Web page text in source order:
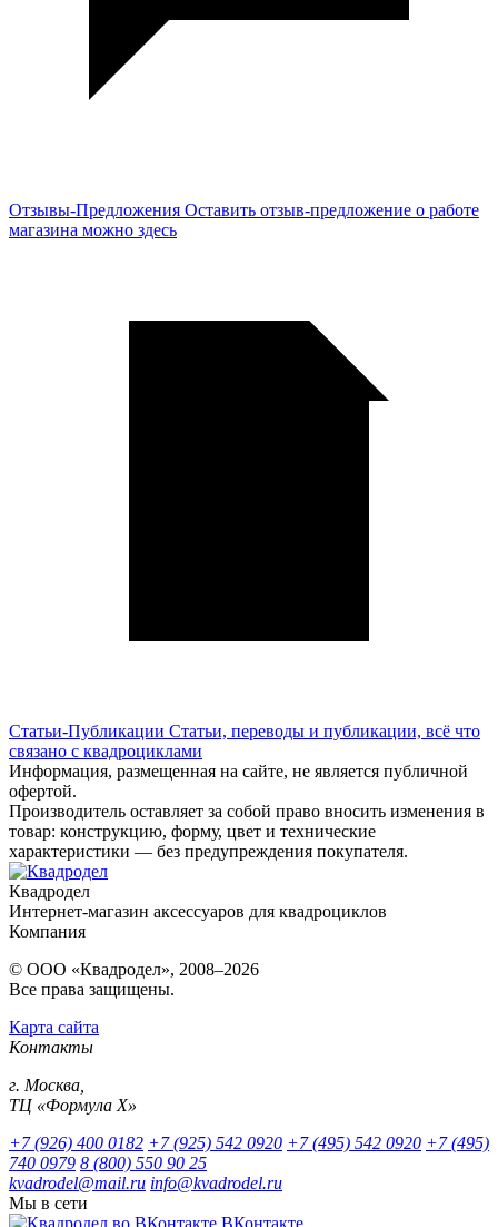
Отзывы-Предложения Оставить отзыв-предложение о работе
магазина можно здесь
Статьи-Публикации Статьи, переводы и публикации, всё что
связано с квадроциклами
Информация, размещенная на сайте, не является публичной
офертой.
Производитель оставляет за собой право вносить изменения в
товар: конструкцию, форму, цвет и технические
характеристики — без предупреждения покупателя.
Квадродел
Интернет-магазин аксессуаров для квадроциклов
Компания
© ООО «Квадродел», 2008–2026
Все права защищены.
Карта сайта
Контакты
г. Москва,
ТЦ «Формула Х»
+7 (926) 400 0182 +7 (925) 542 0920 +7 (495) 542 0920 +7 (495)
740 0979 8 (800) 550 90 25
kvadrodel@mail.ru info@kvadrodel.ru
Мы в сети